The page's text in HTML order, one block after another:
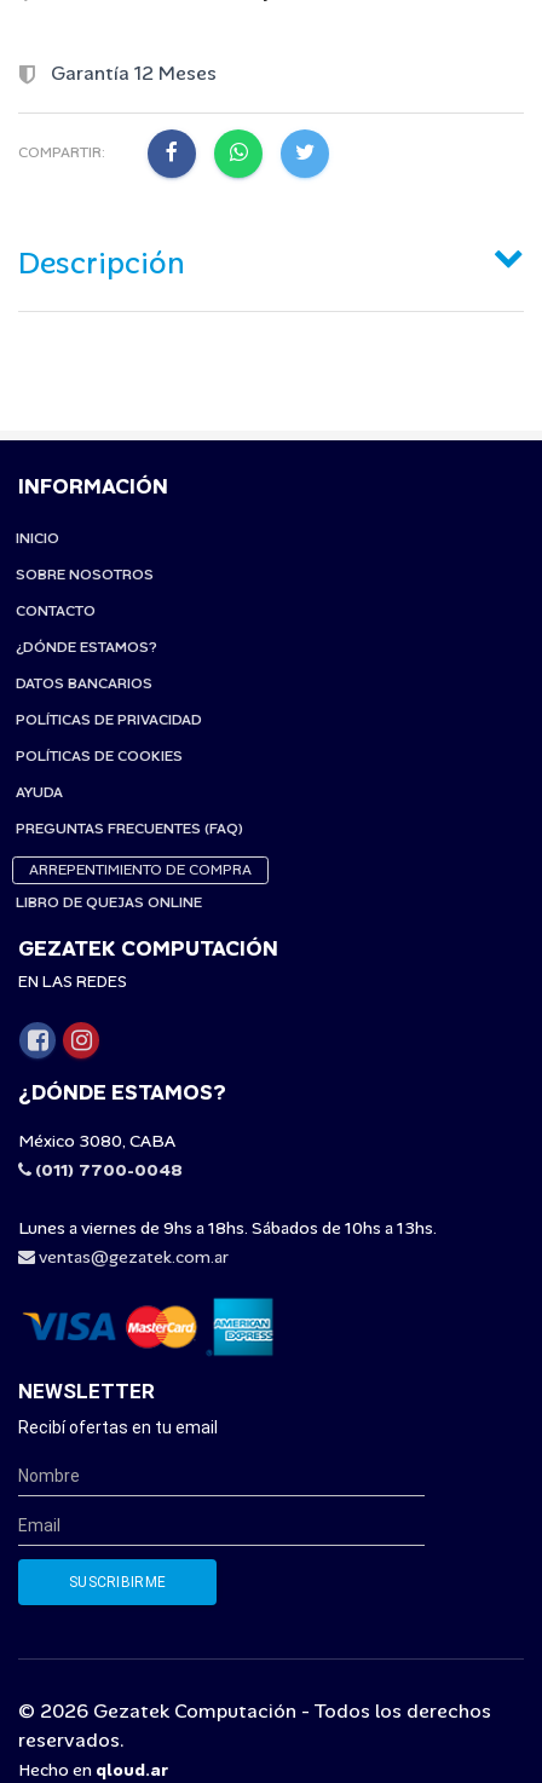
Garantía 12 Meses
COMPARTIR:
Descripción
INFORMACIÓN
INICIO
SOBRE NOSOTROS
CONTACTO
¿DÓNDE ESTAMOS?
DATOS BANCARIOS
POLÍTICAS DE PRIVACIDAD
POLÍTICAS DE COOKIES
AYUDA
PREGUNTAS FRECUENTES (FAQ)
ARREPENTIMIENTO DE COMPRA
LIBRO DE QUEJAS ONLINE
GEZATEK COMPUTACIÓN
EN LAS REDES
¿DÓNDE ESTAMOS?
México 3080, CABA
(011) 7700-0048
Lunes a viernes de 9hs a 18hs. Sábados de 10hs a 13hs.
ventas@gezatek.com.ar
NEWSLETTER
Recibí ofertas en tu email
© 2026 Gezatek Computación - Todos los derechos
reservados.
Hecho en qloud.ar